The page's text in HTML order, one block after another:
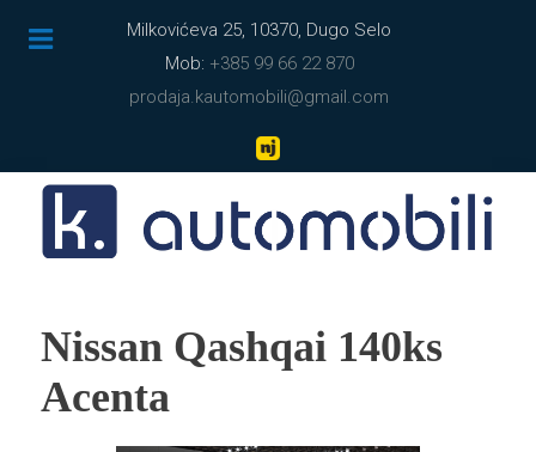
Milkovićeva 25, 10370, Dugo Selo
Mob: +385 99 66 22 870
prodaja.kautomobili@gmail.com
Nissan Qashqai 140ks
Acenta